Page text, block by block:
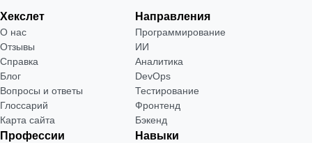
Хекслет
О нас
Отзывы
Справка
Блог
Вопросы и ответы
Глоссарий
Карта сайта
Направления
Программирование
ИИ
Аналитика
DevOps
Тестирование
Фронтенд
Бэкенд
Профессии Навыки